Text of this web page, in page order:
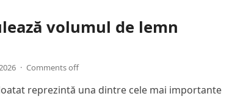
volumul de lemn
· Comments off
reprezintă una dintre cele mai importante